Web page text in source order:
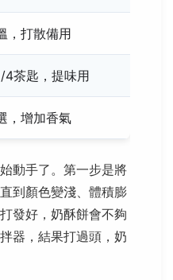
，打散備用
4茶匙，提味用
，增加香氣
動手了。第一步是將
到顏色變淺、體積膨
發好，奶酥餅會不夠
器，結果打過頭，奶